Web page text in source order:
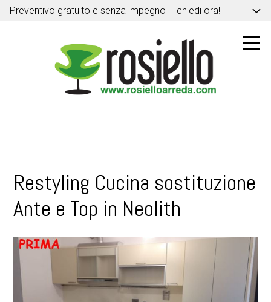
Passa
Preventivo gratuito e senza impegno – chiedi ora!
Restyling Cucina sostituzione
Ante e Top in Neolith